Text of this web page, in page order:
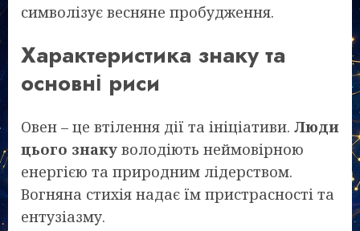
символізує весняне пробудження.
Характеристика знаку та
основні риси
Овен – це втілення дії та ініціативи. Люди
цього знаку володіють неймовірною
енергією та природним лідерством.
Вогняна стихія надає їм пристрасності та
ентузіазму.